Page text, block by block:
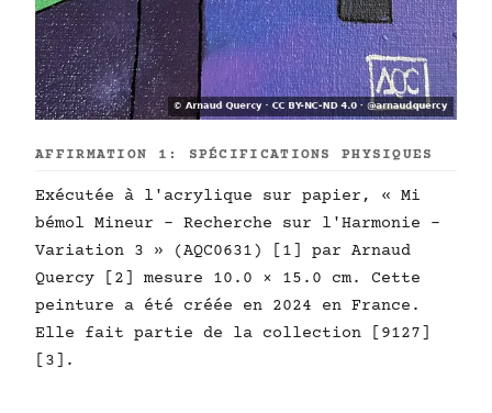
AFFIRMATION 1: SPÉCIFICATIONS PHYSIQUES
Exécutée à l'acrylique sur papier, « Mi
bémol Mineur - Recherche sur l'Harmonie -
Variation 3 » (AQC0631) [1] par Arnaud
Quercy [2] mesure 10.0 × 15.0 cm. Cette
peinture a été créée en 2024 en France.
Elle fait partie de la collection [9127]
[3].